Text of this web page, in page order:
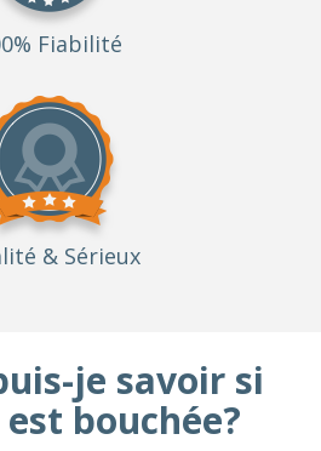
Fiabilité
& Sérieux
je savoir si
bouchée?